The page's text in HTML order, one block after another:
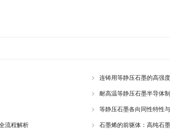
连铸用等静压石墨的高强
耐高温等静压石墨半导体
等静压石墨各向同性特性
流程解析 石墨烯的前驱体：高纯石